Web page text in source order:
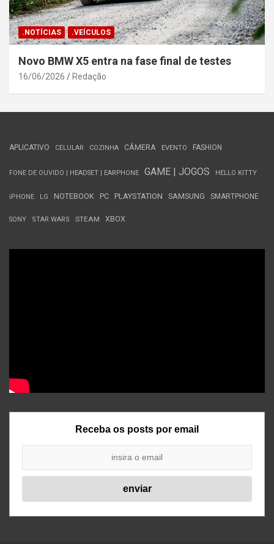
.NOTÍCIAS .VEÍCULOS
Novo BMW X5 entra na fase final de testes
16/06/2026 Redação
APLICATIVO CELULAR COZINHA CÂMERA EVENTO FASHION
FONE DE OUVIDO | HEADSET | EARPHONE GAME | JOGOS HELLO KITTY
iPHONE LG NOTEBOOK PC PLAYSTATION SAMSUNG SMARTPHONE
SONY STAR WARS STEAM XBOX
Receba os posts por email